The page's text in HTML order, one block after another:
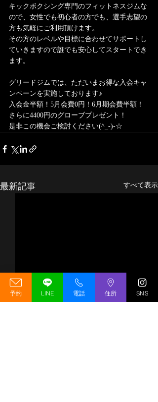
キックボクシング専門のフィットネスジムな
ので、女性でも初心者の方でも、選手志望の
方も気軽にご利用頂けます。
その方のレベルや目標に合わせてサポートし
ていきますので誰でも安心してスタートでき
ます。
グリードジムでは、ただいまお得な入会キャ
ンペーンを実施しております♪
入会金半額！5月会費0円！6月期会費半額！
さらに4400円のグローブプレゼント！
是非この機会ご検討ください(^_-)-☆
最新記事 すべて表示
予約 LINE 電話 住所 SNS